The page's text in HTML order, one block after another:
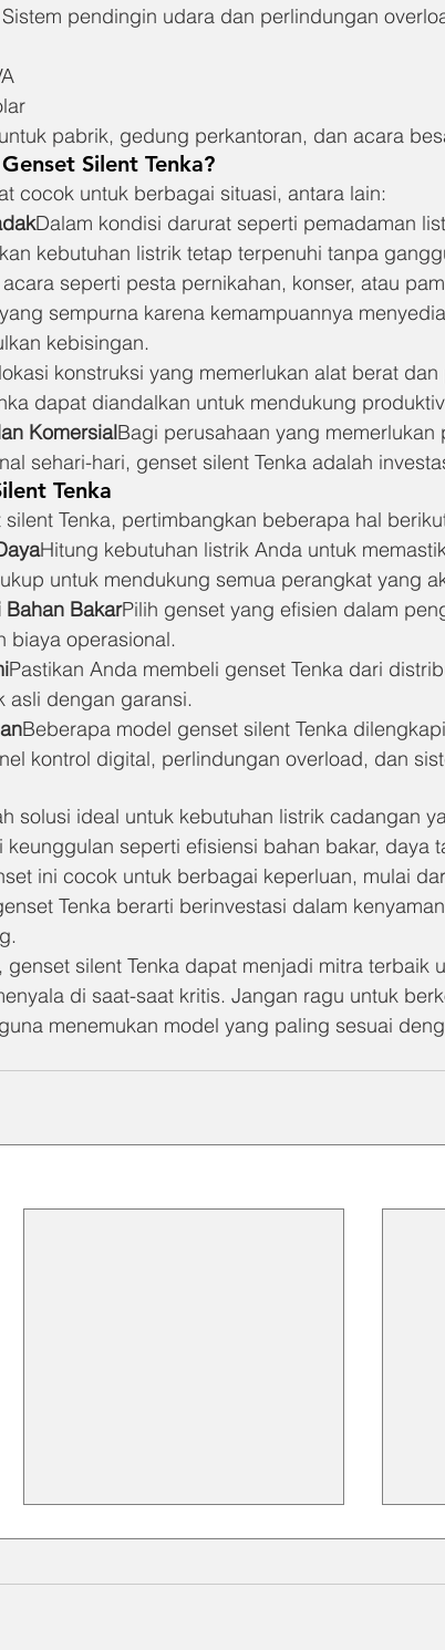
pendingin udara dan perlindungan
pabrik, gedung perkantoran, dan acara
Silent Tenka?
cocok untuk berbagai situasi, antara lain:
Dalam kondisi darurat seperti pemadaman
kebutuhan listrik tetap terpenuhi tanpa
seperti pesta pernikahan, konser, atau
sempurna karena kemampuannya
kebisingan.
konstruksi yang memerlukan alat berat
dapat diandalkan untuk mendukung
KomersialBagi perusahaan yang memerlukan
sehari-hari, genset silent Tenka adalah
Tenka
Tenka, pertimbangkan beberapa hal
Hitung kebutuhan listrik Anda untuk
untuk mendukung semua perangkat yang
Bahan BakarPilih genset yang efisien dalam
biaya operasional.
Pastikan Anda membeli genset Tenka dari
asli dengan garansi.
Beberapa model genset silent Tenka
kontrol digital, perlindungan overload, dan
solusi ideal untuk kebutuhan listrik cadangan
seperti efisiensi bahan bakar, daya
ini cocok untuk berbagai keperluan, mulai
Tenka berarti berinvestasi dalam
silent Tenka dapat menjadi mitra terbaik
di saat-saat kritis. Jangan ragu untuk
menemukan model yang paling sesuai